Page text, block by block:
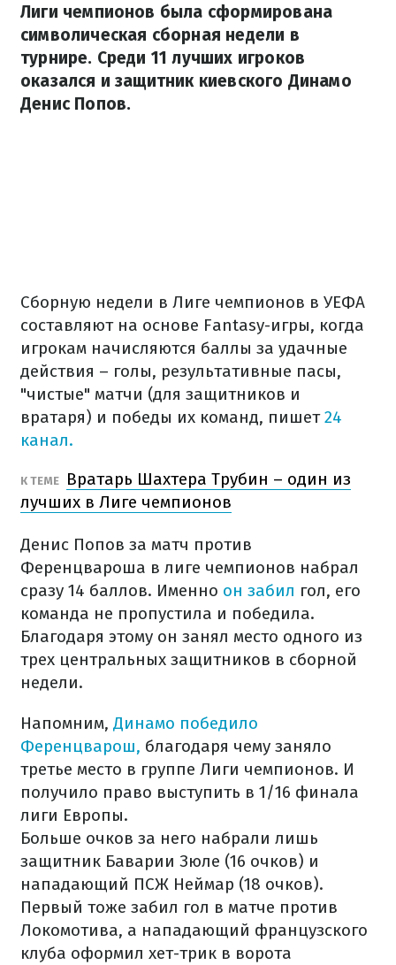
Лиги чемпионов была сформирована
символическая сборная недели в
турнире. Среди 11 лучших игроков
оказался и защитник киевского Динамо
Денис Попов.
Сборную недели в Лиге чемпионов в УЕФА
составляют на основе Fantasy-игры, когда
игрокам начисляются баллы за удачные
действия – голы, результативные пасы,
"чистые" матчи (для защитников и
вратаря) и победы их команд, пишет24
канал.
К ТЕМЕ
Вратарь Шахтера Трубин – один из
лучших в Лиге чемпионов
Денис Попов за матч против
Ференцвароша в лиге чемпионов набрал
сразу 14 баллов. Именно он забил гол, его
команда не пропустила и победила.
Благодаря этому он занял место одного из
трех центральных защитников в сборной
недели.
Напомним, Динамо победило
Ференцварош, благодаря чему заняло
третье место в группе Лиги чемпионов. И
получило право выступить в 1/16 финала
лиги Европы.
Больше очков за него набрали лишь
защитник Баварии Зюле (16 очков) и
нападающий ПСЖ Неймар (18 очков).
Первый тоже забил гол в матче против
Локомотива, а нападающий французского
клуба оформил хет-трик в ворота